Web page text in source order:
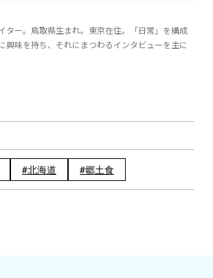
ター。鳥取県生まれ。東京在住。「日常」を構成
興味を持ち、それにまつわるインタビューを主に
北海道 郷土食